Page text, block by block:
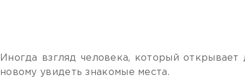
Иногда взгляд человека, который
новому увидеть знакомые места.